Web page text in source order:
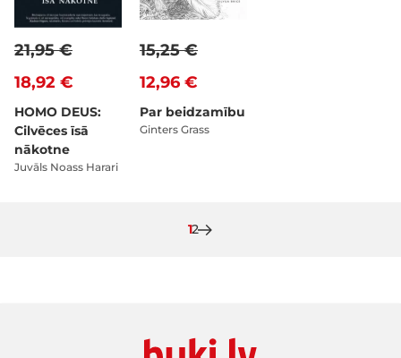
18,92 €
21,95 €
HOMO DEUS:
Cilvēces īsā
nākotne
Juvāls Noass Harari
12,96 €
15,25 €
Par beidzamību
Ginters Grass
Pašlaik lasāt lapu
1Lapa
2